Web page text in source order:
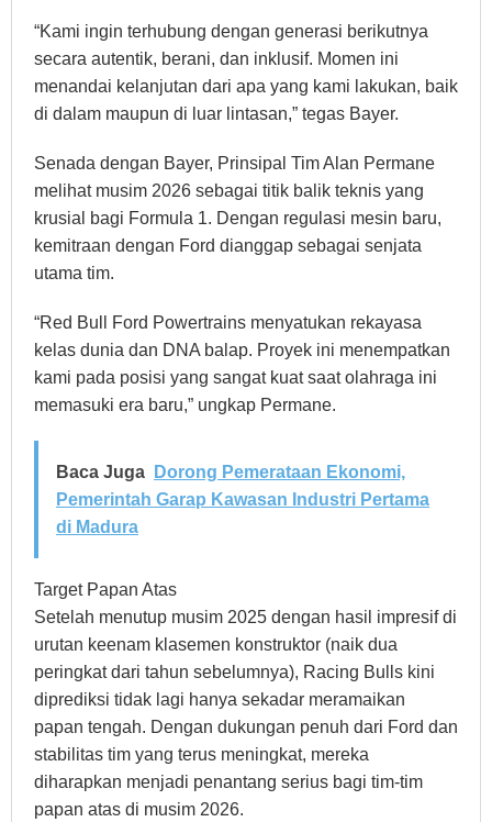
“Kami ingin terhubung dengan generasi berikutnya
secara autentik, berani, dan inklusif. Momen ini
menandai kelanjutan dari apa yang kami lakukan, baik
di dalam maupun di luar lintasan,” tegas Bayer.
Senada dengan Bayer, Prinsipal Tim Alan Permane
melihat musim 2026 sebagai titik balik teknis yang
krusial bagi Formula 1. Dengan regulasi mesin baru,
kemitraan dengan Ford dianggap sebagai senjata
utama tim.
“Red Bull Ford Powertrains menyatukan rekayasa
kelas dunia dan DNA balap. Proyek ini menempatkan
kami pada posisi yang sangat kuat saat olahraga ini
memasuki era baru,” ungkap Permane.
Baca Juga
Dorong Pemerataan Ekonomi,
Pemerintah Garap Kawasan Industri Pertama
di Madura
Target Papan Atas
Setelah menutup musim 2025 dengan hasil impresif di
urutan keenam klasemen konstruktor (naik dua
peringkat dari tahun sebelumnya), Racing Bulls kini
diprediksi tidak lagi hanya sekadar meramaikan
papan tengah. Dengan dukungan penuh dari Ford dan
stabilitas tim yang terus meningkat, mereka
diharapkan menjadi penantang serius bagi tim-tim
papan atas di musim 2026.